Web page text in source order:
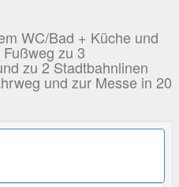
WC/Bad + Küche und
zu 3
zu 2 Stadtbahnlinen
und zur Messe in 20